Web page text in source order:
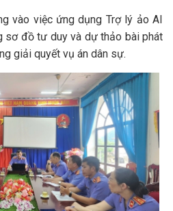
vào việc ứng dụng Trợ lý ảo AI
sơ đồ tư duy và dự thảo bài phát
giải quyết vụ án dân sự.